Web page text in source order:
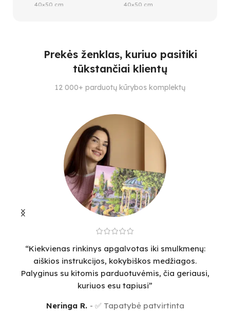
40×50 cm
SUDĖTINGUMO LYGIS
40×50 cm
31
SUDĖTINGUMO LYGIS
4
Prekės ženklas, kuriuo pasitiki
tūkstančiai klientų
12 000+ parduotų kūrybos komplektų
“Kiekvienas rinkinys apgalvotas iki smulkmenų:
aiškios instrukcijos, kokybiškos medžiagos.
Palyginus su kitomis parduotuvėmis, čia geriausi,
kuriuos esu tapiusi”
Neringa R. ✅ Tapatybė patvirtinta